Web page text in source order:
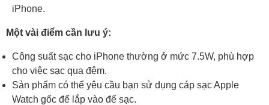
iPhone.
Một vài điểm cần lưu ý:
Công suất sạc cho iPhone thường ở mức 7.5W, phù hợp
cho việc sạc qua đêm.
Sản phẩm có thể yêu cầu bạn sử dụng cáp sạc Apple
Watch gốc để lắp vào đế sạc.